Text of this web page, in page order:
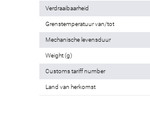
Verdraaibaarheid
Grenstemperatuur van/tot
Mechanische levensduur
Weight (g)
Customs tariff number
Land van herkomst